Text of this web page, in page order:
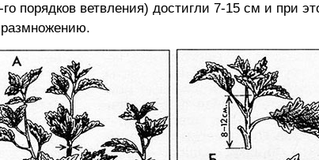
порядков ветвления) достигли 7-15 см и при
размножению.